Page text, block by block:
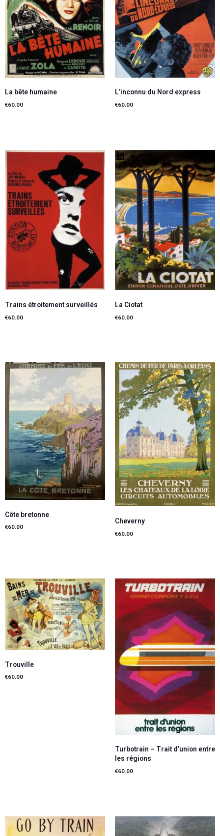
La bête humaine
€60.00
L’inconnu du Nord express
€60.00
Trains étroitement surveillés
€60.00
La Ciotat
€60.00
Côte bretonne
€60.00
Cheverny
€60.00
Trouville
€60.00
Turbotrain – Trait d’union entre
les régions
€60.00